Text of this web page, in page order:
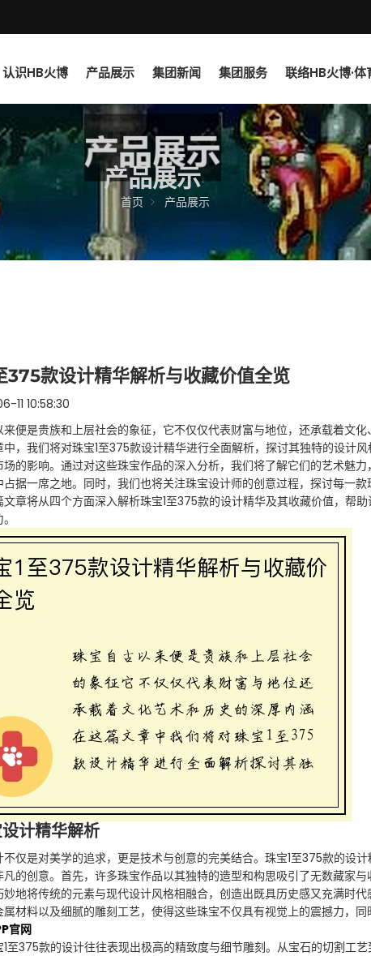
认识HB火博 产品展示 集团新闻 集团服务 联络HB火博·体
产品展示
首页 产品展示
375款设计精华解析与收藏价值全览
11 10:58:30
便是贵族和上层社会的象征，它不仅仅代表财富与地位，还承载着文化
中，我们将对珠宝1至375款设计精华进行全面解析，探讨其独特的设计
场的影响。通过对这些珠宝作品的深入分析，我们将了解它们的艺术魅
占据一席之地。同时，我们也将关注珠宝设计师的创意过程，探讨每一
文章将从四个方面深入解析珠宝1至375款的设计精华及其收藏价值，帮
计精华解析
不仅是对美学的追求，更是技术与创意的完美结合。珠宝1至375款的设
凡的创意。首先，许多珠宝作品以其独特的造型和构思吸引了无数藏家
妙地将传统的元素与现代设计风格相融合，创造出既具历史感又充满时
属材料以及细腻的雕刻工艺，使得这些珠宝不仅具有视觉上的震撼力，同
官网
1至375款的设计往往表现出极高的精致度与细节雕刻。从宝石的切割工